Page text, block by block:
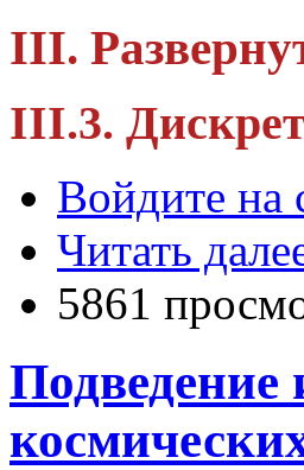
III.
III.3.
Войдите на
Читать
5861
Подведение